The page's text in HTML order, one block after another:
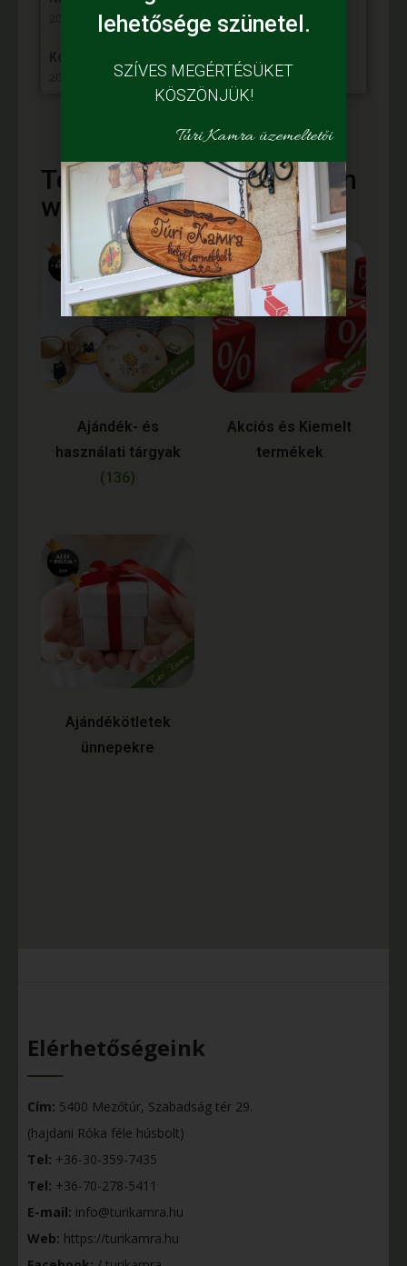
2024. november 5,
Kósa Károly – VP6-19.2.1.-88-VIII.-21
2024. október 10,
Termékajánló - vásároljon
webáruházunkból
Ajándék- és
használati tárgyak
(136)
Akciós és Kiemelt
termékek
Ajándékötletek
ünnepekre
Elérhetőségeink
Cím: 5400 Mezőtúr, Szabadság tér 29.
(hajdani Róka féle húsbolt)
Tel: +36-30-359-7435
Tel: +36-70-278-5411
E-mail: info@turikamra.hu
Web: https://turikamra.hu
lehetősége szünetel.
SZÍVES MEGÉRTÉSÜKET
KÖSZÖNJÜK!
Túri Kamra üzemeltetői